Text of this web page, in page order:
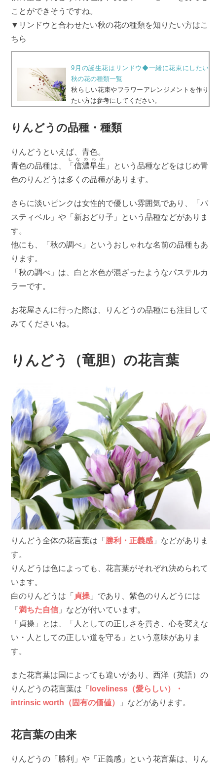
ことができそうですね。
▼リンドウと合わせたい秋の花の種類を知りたい方はこ
ちら
9月の誕生花はリンドウ◆一緒に花束にしたい
秋の花の種類一覧
秋らしい花束やフラワーアレンジメントを作り
たい方は参考にしてください。
りんどうの品種・種類
りんどうといえば、青色。
青色の品種は、
「信濃早生
しなのわせ
」 という品種などをはじめ青
色のりんどうは多くの品種があります。
さらに淡いピンクは女性的で優しい雰囲気であり、「パ
スティベル」や「新おどり子」という品種などがありま
す。
他にも、「秋の調べ」というおしゃれな名前の品種もあ
ります。
「秋の調べ」は、白と水色が混ざったようなパステルカ
ラーです。
お花屋さんに行った際は、りんどうの品種にも注目して
みてくださいね。
りんどう（竜胆）の花言葉
りんどう全体の花言葉は「 勝利・正義感 」などがありま
す。
りんどうは色によっても、花言葉がそれぞれ決められて
います。
白のりんどうは「 貞操 」であり、紫色のりんどうには
「満ちた自信 」などが付いています。
「貞操」とは、「人としての正しさを貫き、心を変えな
い・人としての正しい道を守る」という意味がありま
す。
また花言葉は国によっても違いがあり、西洋（英語）の
りんどうの花言葉は「 loveliness（愛らしい）・
intrinsic worth（固有の価値）
」などがあります。
花言葉の由来
りんどうの「勝利」や「正義感」という花言葉は、りん